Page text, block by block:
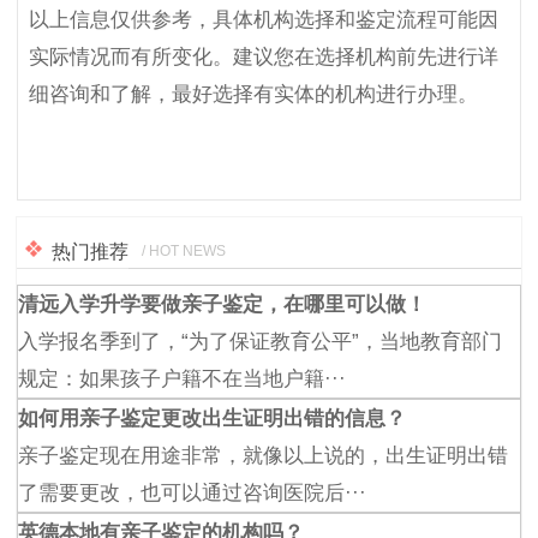
以上信息仅供参考，具体机构选择和鉴定流程可能因
实际情况而有所变化。建议您在选择机构前先进行详
细咨询和了解，最好选择有实体的机构进行办理。
热门推荐 / HOT NEWS
清远入学升学要做亲子鉴定，在哪里可以做！
入学报名季到了，“为了保证教育公平”，当地教育部门
规定：如果孩子户籍不在当地户籍···
如何用亲子鉴定更改出生证明出错的信息？
亲子鉴定现在用途非常，就像以上说的，出生证明出错
了需要更改，也可以通过咨询医院后···
英德本地有亲子鉴定的机构吗？